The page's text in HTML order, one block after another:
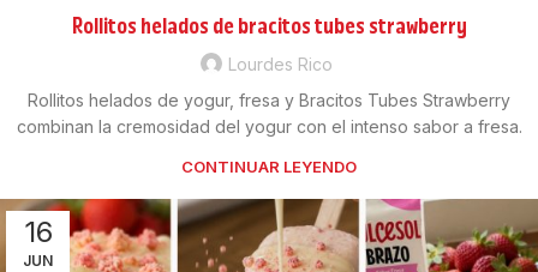
Rollitos helados de bracitos tubes strawberry
Lourdes Rico
Rollitos helados de yogur, fresa y Bracitos Tubes Strawberry
combinan la cremosidad del yogur con el intenso sabor a fresa.
CONTINUAR LEYENDO
16
JUN